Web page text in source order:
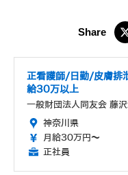
正看護師/日勤/皮膚排
給30万以上
一般財団法人同友会 藤
神奈川県
月給30万円～
正社員